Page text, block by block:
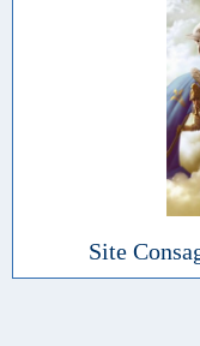
Site